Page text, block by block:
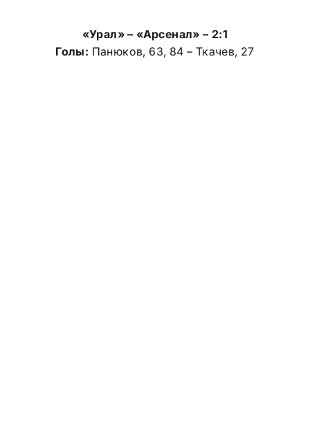
«Урал» – «Арсенал» – 2:1
Голы: Панюков, 63, 84 – Ткачев, 27